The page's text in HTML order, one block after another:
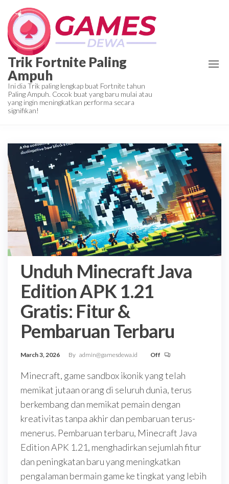
the
content
Trik Fortnite Paling
Ampuh
Ini dia Trik paling lengkap buat Fortnite tahun
Paling Ampuh. Cocok buat yang baru mulai atau
yang ingin meningkatkan performa secara
signifikan!
Unduh Minecraft Java
Edition APK 1.21
Gratis: Fitur &
Pembaruan Terbaru
March 3, 2026 By admin@gamesdewa.id Off
Minecraft, game sandbox ikonik yang telah
memikat jutaan orang di seluruh dunia, terus
berkembang dan memikat pemain dengan
kreativitas tanpa akhir dan pembaruan terus-
menerus. Pembaruan terbaru, Minecraft Java
Edition APK 1.21, menghadirkan sejumlah fitur
dan peningkatan baru yang meningkatkan
pengalaman bermain game ke tingkat yang lebih